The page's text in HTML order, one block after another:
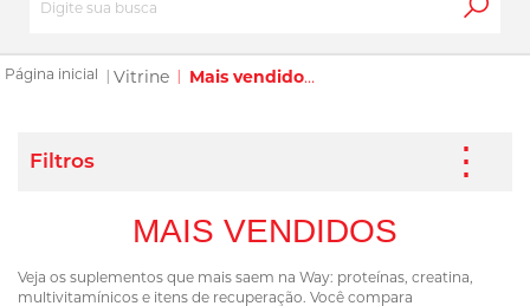
Vitrine Mais vendidos
MAIS VENDIDOS
Veja os suplementos que mais saem na Way: proteínas, creatina,
multivitamínicos e itens de recuperação. Você compara